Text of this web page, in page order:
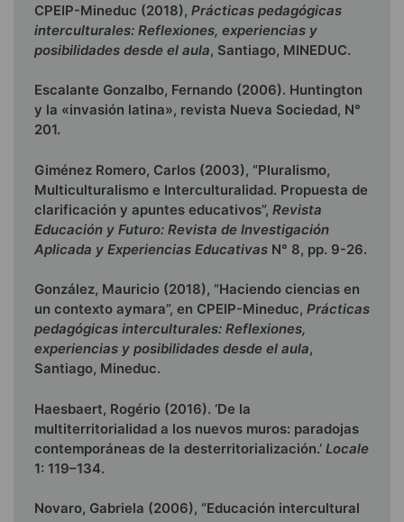
CPEIP-Mineduc (2018), Prácticas pedagógicas
interculturales: Reflexiones, experiencias y
posibilidades desde el aula, Santiago, MINEDUC.
Escalante Gonzalbo, Fernando (2006). Huntington
y la «invasión latina», revista Nueva Sociedad, N°
201.
Giménez Romero, Carlos (2003), “Pluralismo,
Multiculturalismo e Interculturalidad. Propuesta de
clarificación y apuntes educativos”, Revista
Educación y Futuro: Revista de Investigación
Aplicada y Experiencias Educativas N° 8, pp. 9-26.
González, Mauricio (2018), “Haciendo ciencias en
un contexto aymara”, en CPEIP-Mineduc, Prácticas
pedagógicas interculturales: Reflexiones,
experiencias y posibilidades desde el aula,
Santiago, Mineduc.
Haesbaert, Rogério (2016). ‘De la
multiterritorialidad a los nuevos muros: paradojas
contemporáneas de la desterritorialización.’ Locale
1: 119–134.
Novaro, Gabriela (2006), “Educación intercultural